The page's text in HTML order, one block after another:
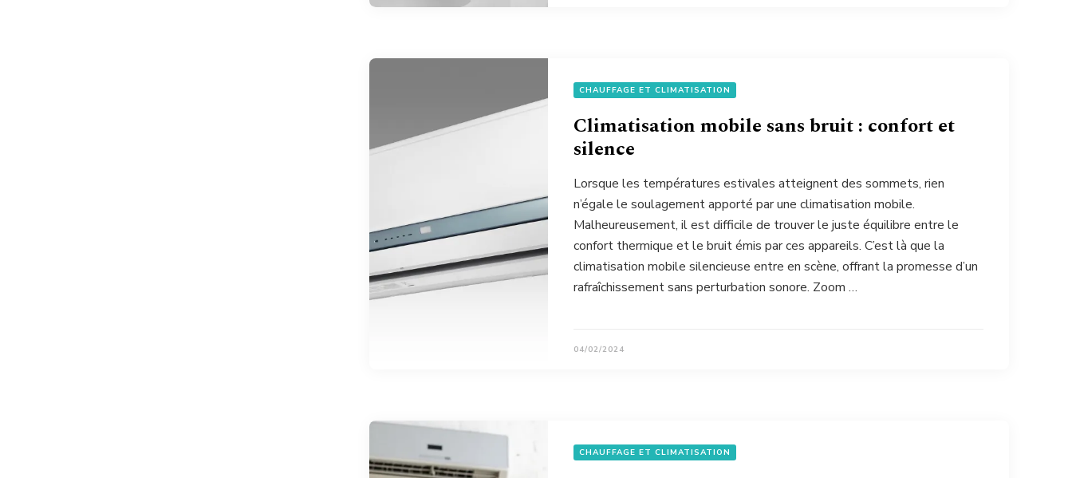
CHAUFFAGE ET CLIMATISATION
Climatisation mobile sans bruit : confort et
silence
Lorsque les températures estivales atteignent des sommets, rien
n’égale le soulagement apporté par une climatisation mobile.
Malheureusement, il est difficile de trouver le juste équilibre entre le
confort thermique et le bruit émis par ces appareils. C’est là que la
climatisation mobile silencieuse entre en scène, offrant la promesse d’un
rafraîchissement sans perturbation sonore. Zoom …
04/02/2024
CHAUFFAGE ET CLIMATISATION